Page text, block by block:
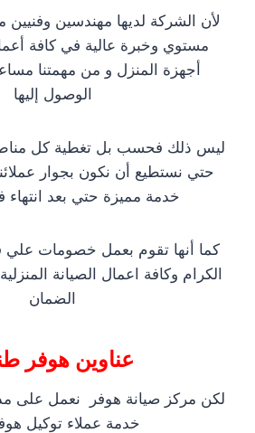
لأن الشركة لديها مهندسين
مستوي وخبرة عالية في كافة
أجهزة المنزل و من مهمتنا
الوصول إليها
ليس ذلك فحسب بل تغطية كل مناطق
حتي نستطيع أن نكون بجوار
خدمة مميزة حتي بعد انتهاء
كما أنها تقوم بعمل خصومات علي
الكرام وكافة اعمال الصيانة
الضمان
عناوين هوفر
لكن مركز صيانة هوفر نعمل على
خدمة عملاء توكيل